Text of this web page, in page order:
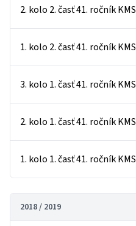
2. kolo 2. časť 41. ročník KMS
1. kolo 2. časť 41. ročník KMS
3. kolo 1. časť 41. ročník KMS
2. kolo 1. časť 41. ročník KMS
1. kolo 1. časť 41. ročník KMS
2018 / 2019